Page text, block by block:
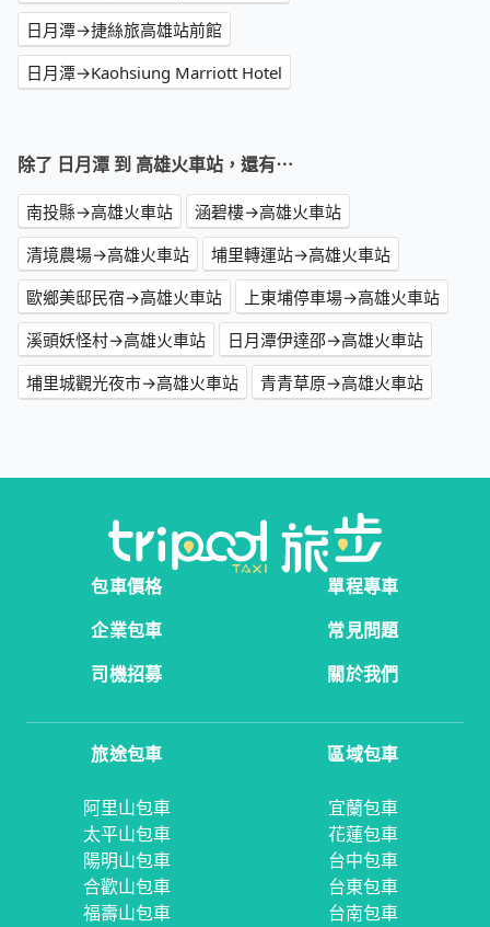
日月潭→捷絲旅高雄站前館
日月潭→Kaohsiung Marriott Hotel
除了 日月潭 到 高雄火車站，還有⋯
南投縣→高雄火車站
涵碧樓→高雄火車站
清境農場→高雄火車站
埔里轉運站→高雄火車站
歐鄉美邸民宿→高雄火車站
上東埔停車場→高雄火車站
溪頭妖怪村→高雄火車站
日月潭伊達邵→高雄火車站
埔里城觀光夜市→高雄火車站
青青草原→高雄火車站
包車價格
單程專車
企業包車
常見問題
司機招募
關於我們
旅途包車
阿里山包車
太平山包車
陽明山包車
合歡山包車
福壽山包車
區域包車
宜蘭包車
花蓮包車
台中包車
台東包車
台南包車